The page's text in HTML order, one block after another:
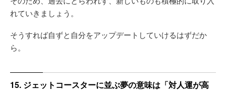
れていきましょう。
そうすれば自ずと自分をアップデートしていけるはずだか
ら。
15. ジェットコースターに並ぶ夢の意味は「対人運が高